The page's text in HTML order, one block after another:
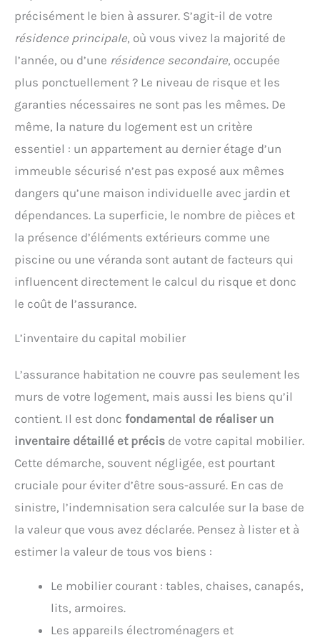
précisément le bien à assurer. S’agit-il de votre
résidence principale, où vous vivez la majorité de
l’année, ou d’une résidence secondaire, occupée
plus ponctuellement ? Le niveau de risque et les
garanties nécessaires ne sont pas les mêmes. De
même, la nature du logement est un critère
essentiel : un appartement au dernier étage d’un
immeuble sécurisé n’est pas exposé aux mêmes
dangers qu’une maison individuelle avec jardin et
dépendances. La superficie, le nombre de pièces et
la présence d’éléments extérieurs comme une
piscine ou une véranda sont autant de facteurs qui
influencent directement le calcul du risque et donc
le coût de l’assurance.
L’inventaire du capital mobilier
L’assurance habitation ne couvre pas seulement les
murs de votre logement, mais aussi les biens qu’il
contient. Il est donc fondamental de réaliser un
inventaire détaillé et précis de votre capital mobilier.
Cette démarche, souvent négligée, est pourtant
cruciale pour éviter d’être sous-assuré. En cas de
sinistre, l’indemnisation sera calculée sur la base de
la valeur que vous avez déclarée. Pensez à lister et à
estimer la valeur de tous vos biens :
Le mobilier courant : tables, chaises, canapés,
lits, armoires.
Les appareils électroménagers et